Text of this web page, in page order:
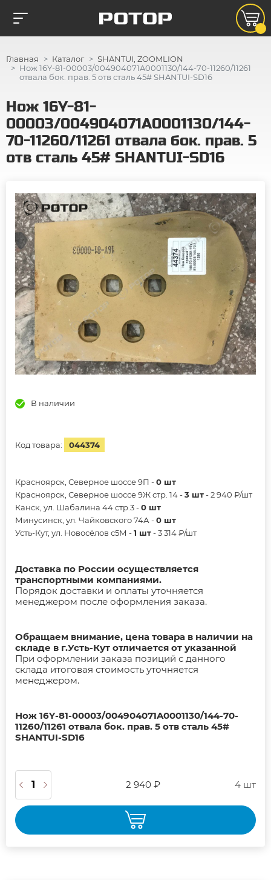
Главная Каталог
SHANTUI, ZOOMLION
Нож 16Y-81-00003/004904071A0001130/144-70-11260/11261
отвала бок. прав. 5 отв сталь 45# SHANTUI-SD16
Нож 16Y-81-
00003/004904071A0001130/144-
70-11260/11261 отвала бок. прав. 5
отв сталь 45# SHANTUI-SD16
В наличии
Код товара: 044374
Красноярск, Северное шоссе 9П -0 шт
Красноярск, Северное шоссе 9Ж стр. 14 -3 шт- 2 940 ₽/шт
Канск, ул. Шабалина 44 стр.3 -0 шт
Минусинск, ул. Чайковского 74А -0 шт
Усть-Кут, ул. Новосёлов с5М -1 шт- 3 314 ₽/шт
Доставка по России осуществляется
транспортными компаниями.
Порядок доставки и оплаты уточняется
менеджером после оформления заказа.
Обращаем внимание, цена товара в наличии на
складе в г.Усть-Кут отличается от указанной
При оформлении заказа позиций с данного
склада итоговая стоимость уточняется
менеджером.
Нож 16Y-81-00003/004904071A0001130/144-70-
11260/11261 отвала бок. прав. 5 отв сталь 45#
SHANTUI-SD16
2 940 ₽ 4 шт